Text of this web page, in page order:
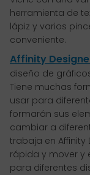
herramienta de
lápiz y varios
conveniente.
Affinity
diseño de
Tiene muchas
usar para
formarán sus
cambiar a
trabaja en Affinity
rápida y mover y
para diferentes